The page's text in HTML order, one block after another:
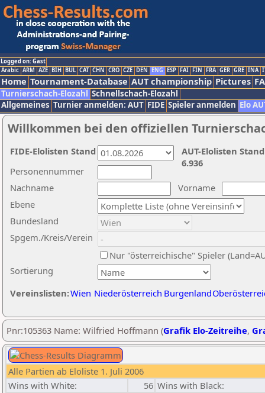
Logged on: Gast
Arabic ARM AZE BIH BUL CAT CHN CRO CZE DEN ENG ESP FAI FIN FRA GER GRE INA
Home Tournament-Database AUT championship Pictures
Turnierschach-Elozahl Schnellschach-Elozahl
Allgemeines Turnier anmelden: AUT FIDE Spieler anmelden Elo
Willkommen bei den offiziellen
Nachname
Vorname
Ebene
Sortierung
Personennummer
Bundesland
Spgem./Kreis/Verein
Nur "österreichische" Spieler
Vereinslisten:Wien Niederösterreich Burgenland
AUT-Elolisten
6.936
FIDE-Elolisten Stand
Pnr:105363 Name: Wilfried Hoffmann (Grafik Elo-Zeitreihe,
Alle Partien ab Eloliste 1. Juli 2006
Wins with White:
56 Wins with Black: